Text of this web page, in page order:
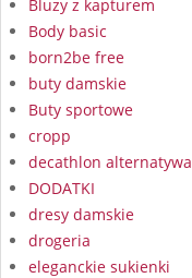
Bluzy z kapturem
Body basic
born2be free
buty damskie
Buty sportowe
cropp
decathlon alternatywa
DODATKI
dresy damskie
drogeria
eleganckie sukienki